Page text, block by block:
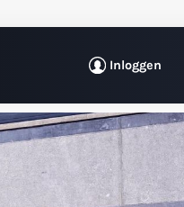
Inloggen